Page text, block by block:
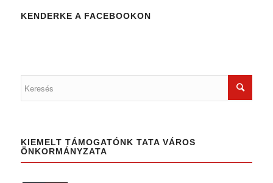
KENDERKE A FACEBOOKON
KIEMELT TÁMOGATÓNK TATA VÁROS
ÖNKORMÁNYZATA